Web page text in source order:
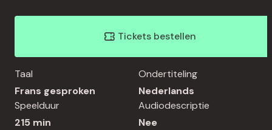
Tickets bestellen
Taal
Frans gesproken
Ondertiteling
Nederlands
Speelduur
215 min
Audiodescriptie
Nee